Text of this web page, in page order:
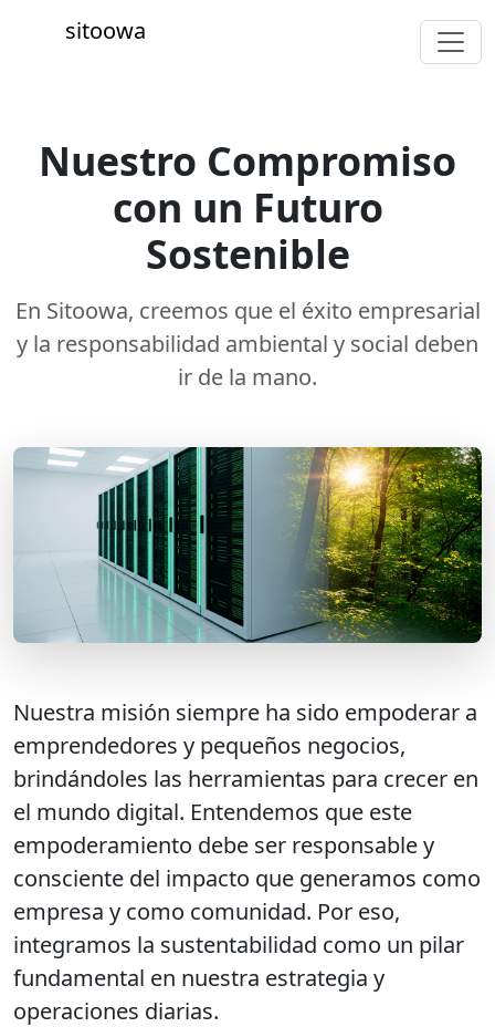
sitoowa
Nuestro Compromiso
con un Futuro
Sostenible
En Sitoowa, creemos que el éxito empresarial
y la responsabilidad ambiental y social deben
ir de la mano.
Nuestra misión siempre ha sido empoderar a
emprendedores y pequeños negocios,
brindándoles las herramientas para crecer en
el mundo digital. Entendemos que este
empoderamiento debe ser responsable y
consciente del impacto que generamos como
empresa y como comunidad. Por eso,
integramos la sustentabilidad como un pilar
fundamental en nuestra estrategia y
operaciones diarias.